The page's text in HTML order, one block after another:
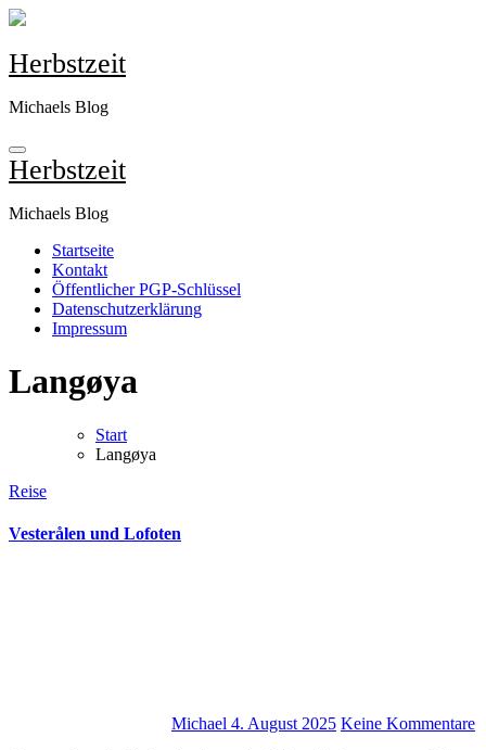
Zum
springen
Herbstzeit
Michaels Blog
Herbstzeit
Michaels Blog
Startseite
Kontakt
Öffentlicher PGP-Schlüssel
Datenschutzerklärung
Impressum
Langøya
Start
Langøya
Reise
Vesterålen und Lofoten
Michael 4. August 2025 Keine Kommentare